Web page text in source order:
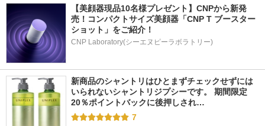
【美顔器現品10名様プレゼント】CNPから新発
売！コンパクトサイズ美顔器「CNP T ブースター
ショット」をご紹介！
CNP Laboratory(シーエヌピーラボラトリー)
新商品のシャントリはひとまずチェックせずには
いられないシャントリジプシーです。 期間限定
20％ポイントバックに後押しされ…
7